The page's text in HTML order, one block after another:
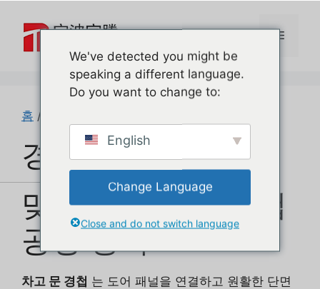
메
홈 / Hinges
경첩
맞춤형 차고 문 경첩
공장 중국
차고 문 경첩 는 도어 패널을 연결하고 원활한 단면
We've detected you might be
speaking a different language.
Do you want to change to:
English
Change Language
Close and do not switch language